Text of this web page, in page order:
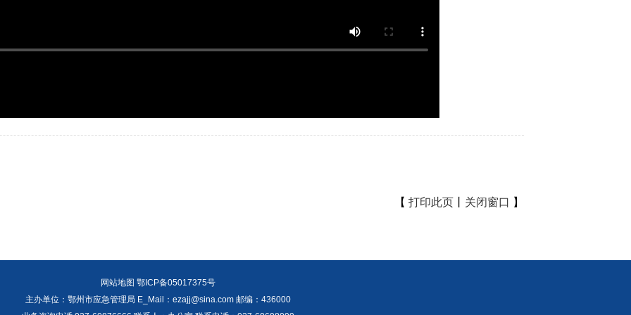
【 打印此页 关闭窗口 】
网站地图 鄂ICP备05017375号
主办单位：鄂州市应急管理局 E_Mail：ezajj@sina.com 邮编：436000